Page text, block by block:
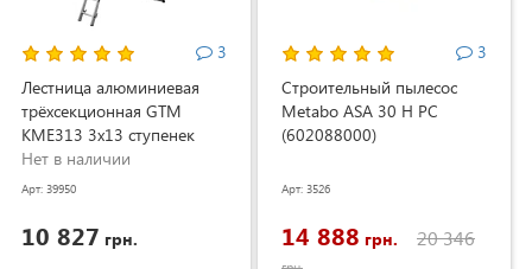
3
Лестница алюминиевая
трёхсекционная GTM
KME313 3x13 ступенек
3.53-8.93м (KME313)
Нет в наличии
Арт: 39950
10 827 грн.
3
Строительный пылесос
Metabo ASA 30 H PC
(602088000)
Арт: 3526
14 888 грн. 20 346